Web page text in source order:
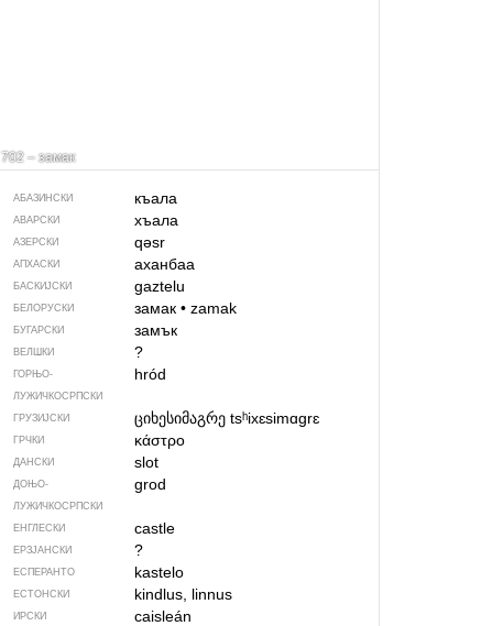
702 – замак
АБАЗИНСКИ къала
АВАРСКИ хъала
АЗЕРСКИ qəsr
АПХАСКИ аханбаа
БАСКИЈСКИ gaztelu
БЕЛОРУСКИ замак• zamak
БУГАРСКИ замък
ВЕЛШКИ ?
ГОРЊО­
ЛУЖИЧКОСРПСКИ
hród
ГРУЗИЈСКИ ციხესიმაგრეtsʰixɛsimɑgrɛ
ГРЧКИ κάστρο
ДАНСКИ slot
ДОЊО­
ЛУЖИЧКОСРПСКИ
grod
ЕНГЛЕСКИ castle
ЕРЗЈАНСКИ ?
ЕСПЕРАНТО kastelo
ЕСТОНСКИ kindlus, linnus
ИРСКИ caisleán